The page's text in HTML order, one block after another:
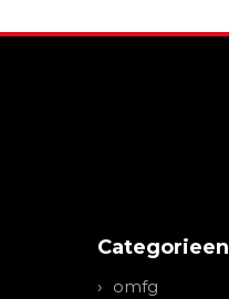
Categorieen
omfg